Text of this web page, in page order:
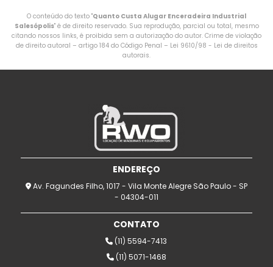
O conteúdo do texto "Quanto Custa Alugar Enceradeira Industrial
Salesópolis" é de direito reservado. Sua reprodução, parcial ou total, mesmo
citando nossos links, é proibida sem a autorização do autor. Crime de violação
de direito autoral – artigo 184 do Código Penal – Lei 9610/98 - Lei de direitos
autorais.
ENDEREÇO
Av. Fagundes Filho, 1017 - Vila Monte Alegre São Paulo - SP
- 04304-011
CONTATO
(11) 5594-7413
(11) 5071-1468